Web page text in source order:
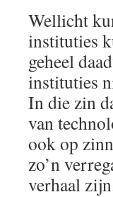
Wellicht
instituties
geheel
instituties
In die zin
van
ook op
zo’n
verhaal